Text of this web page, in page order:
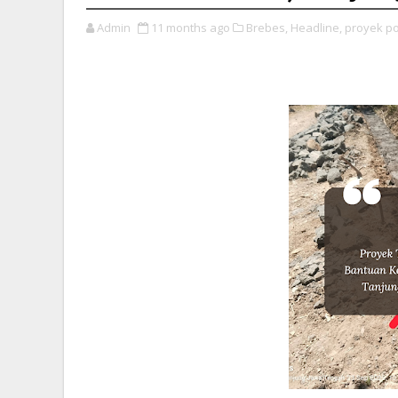
Admin 11 months ago Brebes, Headline, proyek